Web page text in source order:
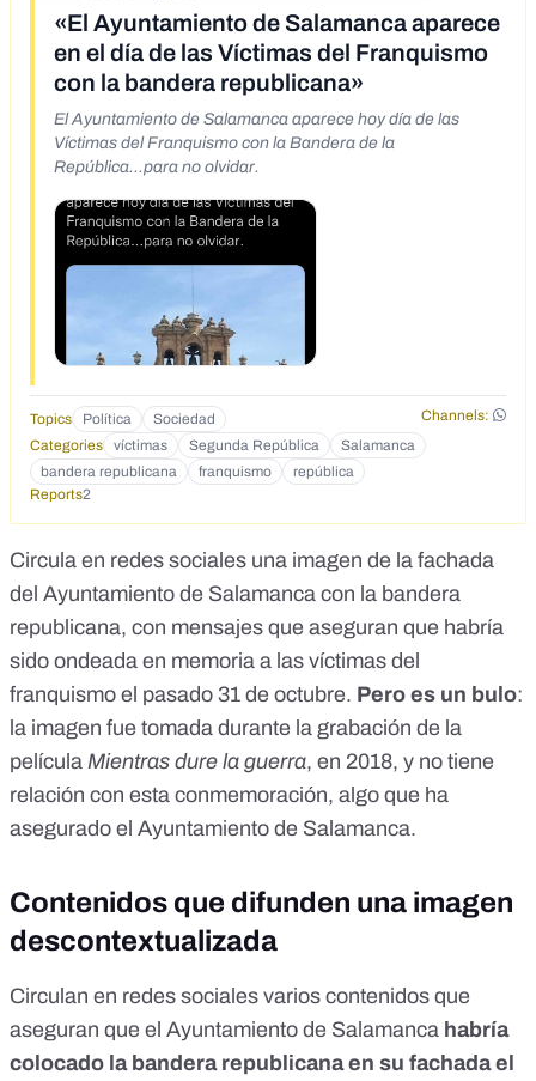
«El Ayuntamiento de Salamanca aparece
en el día de las Víctimas del Franquismo
con la bandera republicana»
El Ayuntamiento de Salamanca aparece hoy día de las
Víctimas del Franquismo con la Bandera de la
República...para no olvidar.
Topics Política Sociedad
Channels:
Categories
víctimas Segunda República
Salamanca
bandera republicana
franquismo
república
Reports2
Circula en redes sociales una imagen de la fachada
del Ayuntamiento de Salamanca con la bandera
republicana, con mensajes que aseguran que habría
sido ondeada en memoria a las víctimas del
franquismo el pasado 31 de octubre. Pero es un bulo:
la imagen fue tomada durante la grabación de la
película Mientras dure la guerra, en 2018, y no tiene
relación con esta conmemoración, algo que ha
asegurado el Ayuntamiento de Salamanca.
Contenidos que difunden una imagen
descontextualizada
Circulan en redes sociales varios contenidos que
aseguran que el Ayuntamiento de Salamanca habría
colocado la bandera republicana en su fachada el